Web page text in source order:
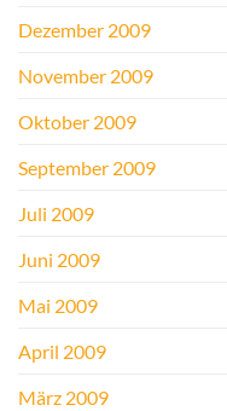
Dezember 2009
November 2009
Oktober 2009
September 2009
Juli 2009
Juni 2009
Mai 2009
April 2009
März 2009